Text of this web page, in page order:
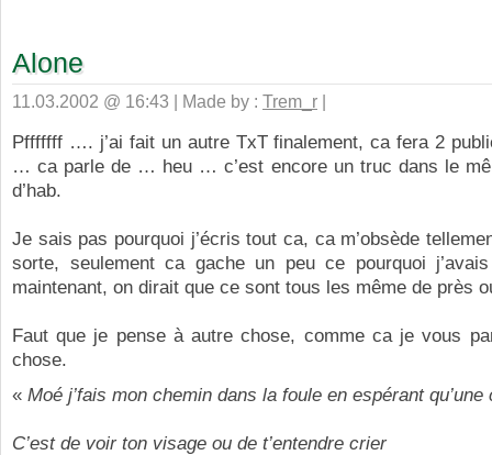
Alone
11.03.2002 @ 16:43 | Made by : Trem_r |
Pfffffff …. j’ai fait un autre TxT finalement, ca fera 2
… ca parle de … heu … c’est encore un truc dans le
d’hab.
Je sais pas pourquoi j’écris tout ca, ca m’obsède
sorte, seulement ca gache un peu ce pourquoi
maintenant, on dirait que ce sont tous les même de près
Faut que je pense à autre chose, comme ca je vous
chose.
« Moé j’fais mon chemin dans la foule en espérant qu’une
C’est de voir ton visage ou de t’entendre crier